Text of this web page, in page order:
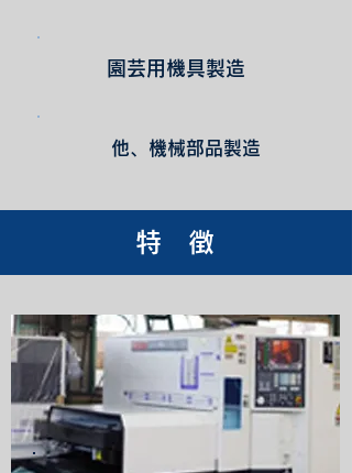
園芸用機具製造
他、機械部品製造
特 徴